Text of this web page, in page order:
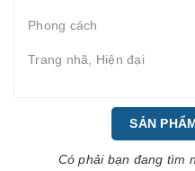
Phong cách
Trang nhã, Hiện đại
SẢN
Có phải bạn đang tìm